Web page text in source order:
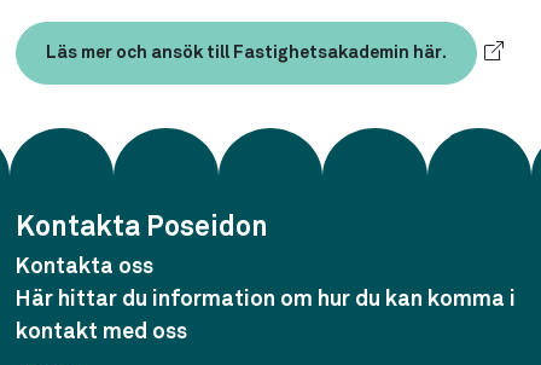
Läs mer och ansök till Fastighetsakademin här.
Kontakta Poseidon
Kontakta oss
Här hittar du information om hur du kan komma i
kontakt med oss